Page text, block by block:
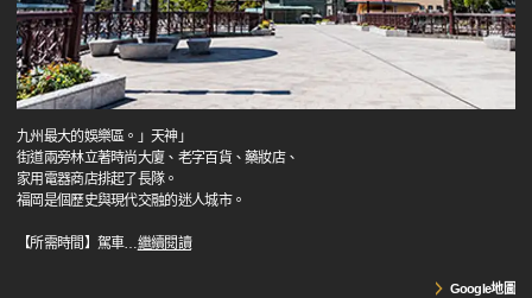
九州最大的娛樂區。」天神」
街道兩旁林立著時尚大廈、老字百貨、藥妝店、
家用電器商店排起了長隊。
福岡是個歷史與現代交融的迷人城市。
【所需時間】駕車…繼續閱讀
Google地圖